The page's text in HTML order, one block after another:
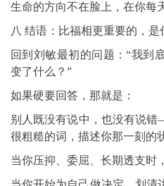
生命的方向不在脸上，在你每
八 结语：比福相更重要的，是
回到刘敏最初的问题：“我到
变了什么？”
如果硬要回答，那就是：
别人既没有说中，也没有说
很粗糙的词，描述你那一刻的
当你压抑、委屈、长期透支时